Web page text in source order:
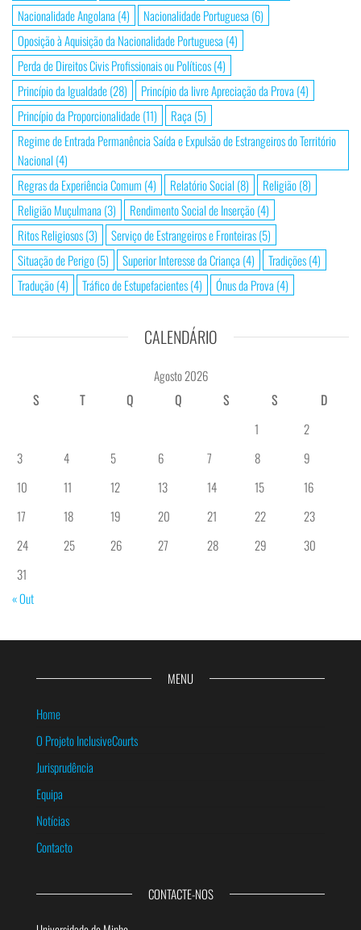
Nacionalidade Angolana (4) Nacionalidade Portuguesa (6)
Oposição à Aquisição da Nacionalidade Portuguesa (4)
Perda de Direitos Civis Profissionais ou Políticos(4)
Princípio da Igualdade(28) Princípio da livre Apreciação da Prova (4)
Princípio da Proporcionalidade(11) Raça (5)
Regime de Entrada Permanência Saída e Expulsão de Estrangeiros do Território
Nacional (4)
Regras da Experiência Comum (4) Relatório Social (8) Religião(8)
Religião Muçulmana (3) Rendimento Social de Inserção(4)
Ritos Religiosos(3) Serviço de Estrangeiros e Fronteiras(5)
Situação de Perigo(5) Superior Interesse da Criança (4) Tradições(4)
Tradução(4) Tráfico de Estupefacientes(4) Ónus da Prova (4)
CALENDÁRIO
Agosto 2026
S
T Q Q S S
D
1
2
3
4 5 6 7 8
9
10
11 12 13 14 15
16
17
18 19 20 21 22
23
24
25 26 27 28 29
30
31
« Out
MENU
Home
O Projeto InclusiveCourts
Jurisprudência
Equipa
Notícias
Contacto
CONTACTE-NOS